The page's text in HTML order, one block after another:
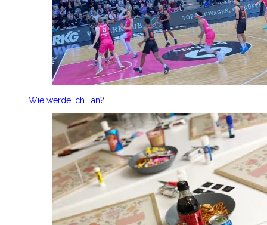
Wie werde ich Fan?